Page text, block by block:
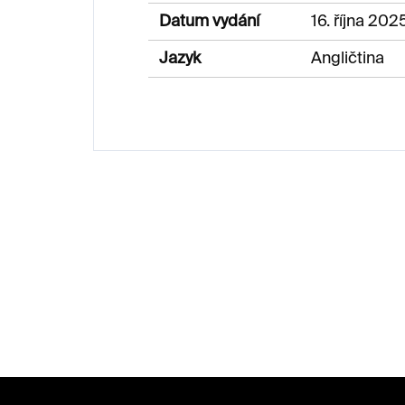
Datum vydání 16. října
Jazyk Angličtina